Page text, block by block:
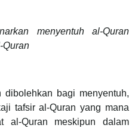
menyentuh al-Quran
Quran
dibolehkan bagi menyentuh,
tafsir al-Quran yang mana
al-Quran meskipun dalam